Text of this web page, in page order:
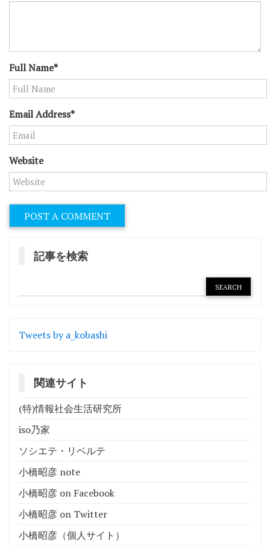
Full Name*
Email Address*
Website
記事を検索
Tweets by a_kobashi
関連サイト
(特)情報社会生活研究所
iso乃家
ソシエテ・リベルテ
小橋昭彦 note
小橋昭彦 on Facebook
小橋昭彦 on Twitter
小橋昭彦（個人サイト）